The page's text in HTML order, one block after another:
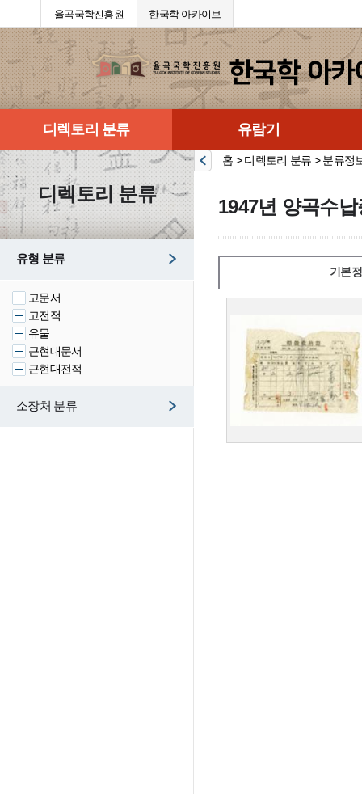
율곡국학진흥원 한국학 아카이브
디렉토리 분류 유람기
디렉토리 분류
유형 분류
고문서
고전적
유물
근현대문서
근현대전적
소장처 분류
홈 > 디렉토리 분류 > 분류정
1947년 양곡수납
기본